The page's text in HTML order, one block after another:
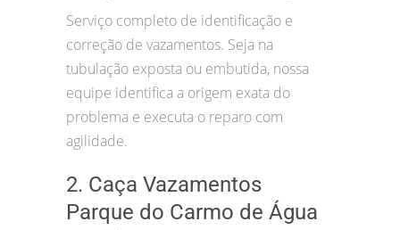
Serviço completo de identificação e
correção de vazamentos. Seja na
tubulação exposta ou embutida, nossa
equipe identifica a origem exata do
problema e executa o reparo com
agilidade.
2. Caça Vazamentos
Parque do Carmo de Água